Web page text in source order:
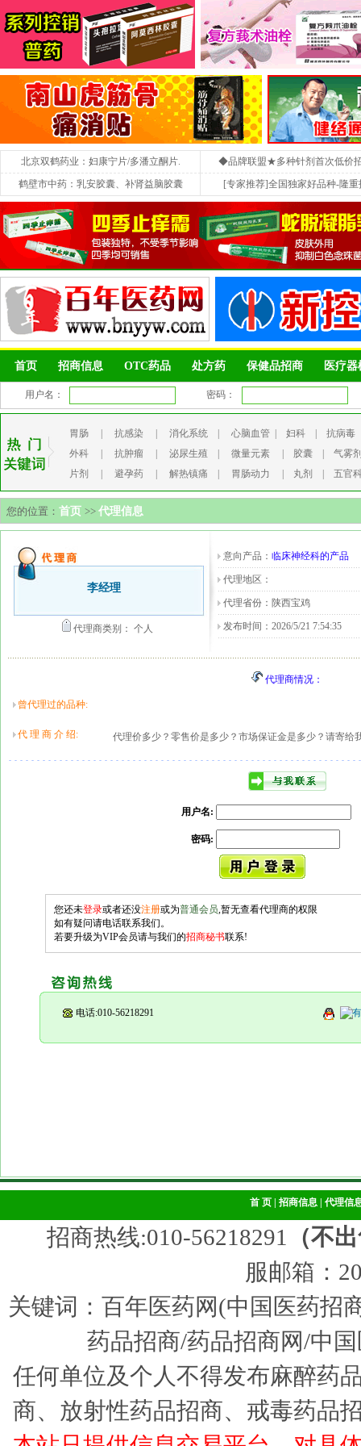
北京双鹤药业：妇康宁片/多潘立酮片.
鹤壁市中药：乳安胶囊、补肾益脑胶囊
◆品牌联盟★多种针剂首次低价
[专家推荐]全国独家好品种-隆重
首页 招商信息 OTC药品 处方药 保健品招商 医疗器
用户名： 密码：
胃肠 抗感染 消化系统 心脑血管 妇科 抗病毒
外科
抗肿瘤 泌尿生殖 微量元素 胶囊
气雾
片剂
避孕药 解热镇痛 胃肠动力 丸剂 五官
您的位置： 首页 >> 代理信息
李经理
代理商类别： 个人
意向产品： 临床神经科的产品
代理地区：
代理省份：陕西宝鸡
发布时间：2026/5/21 7:54:35
代理商情况：
曾代理过的品种:
代 理 商 介 绍: 代理价多少？零售价是多少？市场保证金是多少？请寄给
首 页 |招商信息 代理信
招商热线:010-56218291
（不
服邮箱：
关键词：百年医药网(中国医药招
药品招商/药品招商网/中
任何单位及个人不得发布麻醉药
商、放射性药品招商、戒毒药品